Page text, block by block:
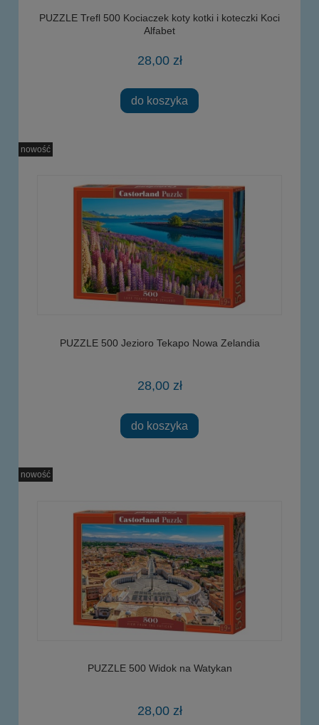
PUZZLE Trefl 500 Kociaczek koty kotki i koteczki Koci
Alfabet
28,00 zł
do koszyka
PUZZLE 500 Jezioro Tekapo Nowa Zelandia
28,00 zł
do koszyka
nowość
PUZZLE 500 Widok na Watykan
28,00 zł
nowość